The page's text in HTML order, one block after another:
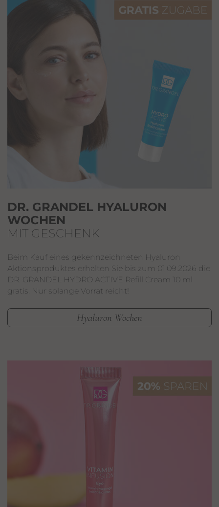
DR. GRANDEL HYALURON
WOCHEN
MIT GESCHENK
Beim Kauf eines gekennzeichneten Hyaluron
Aktionsproduktes erhalten Sie bis zum 01.09.2026 die
DR. GRANDEL HYDRO ACTIVE Refill Cream 10 ml
gratis. Nur solange Vorrat reicht!
Hyaluron Wochen